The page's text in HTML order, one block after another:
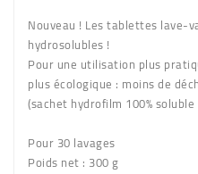
Nouveau ! Les tablettes lave-
hydrosolubles !
Pour une utilisation plus
plus écologique : moins de
(sachet hydrofilm 100%
Pour 30 lavages
Poids net : 300 g